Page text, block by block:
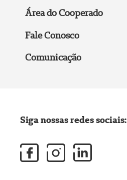
Área do Cooperado
Fale Conosco
Comunicação
Siga nossas redes sociais: